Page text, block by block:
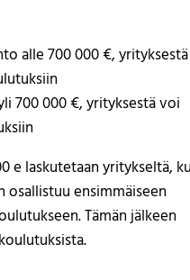
alle 700 000 €, yrityksestä
700 000 €, yrityksestä voi
e laskutetaan yritykseltä,
osallistuu ensimmäiseen
Tämän jälkeen